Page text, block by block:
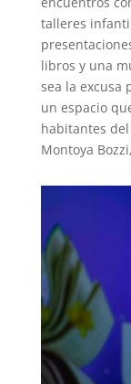
talleres
libros y una
sea la excusa
un espacio
habitantes
Montoya